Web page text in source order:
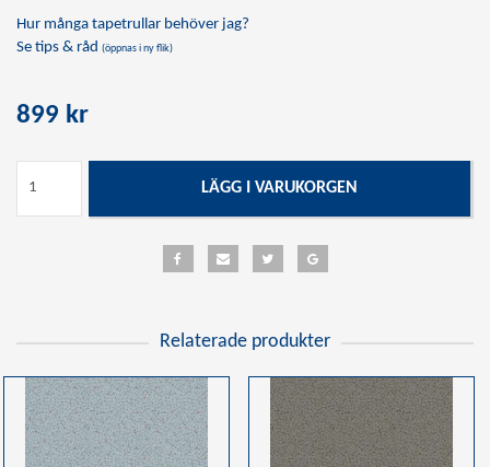
Hur många tapetrullar behöver jag?
Se tips & råd (öppnas i ny flik)
899 kr
LÄGG I VARUKORGEN
Relaterade produkter